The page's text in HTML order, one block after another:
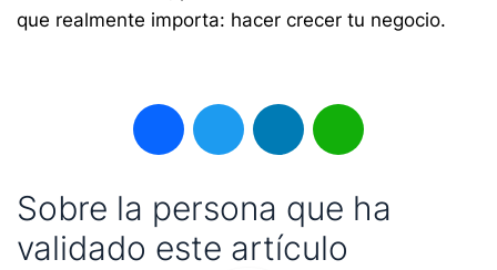
que realmente importa: hacer crecer tu negocio.
Facebook TwitterLinkedInWhatsApp
Sobre la persona que ha
validado este artículo